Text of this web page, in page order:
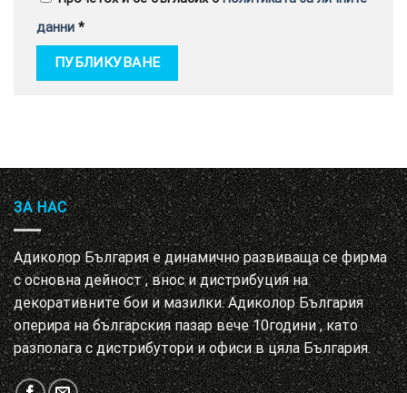
данни *
ЗА НАС
Адиколор България е динамично развиваща се фирма
с основна дейност , внос и дистрибуция на
декоративните бои и мазилки. Адиколор България
оперира на българския пазар вече 10години , като
разполага с дистрибутори и офиси в цяла България.